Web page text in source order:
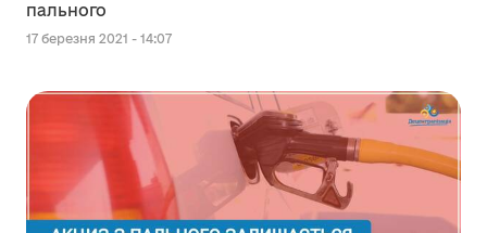
пального
17 березня 2021 - 14:07